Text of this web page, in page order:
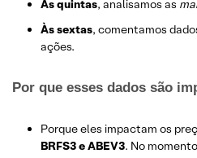
Às quintas, analisamos as
Às sextas, comentamos
ações.
Por que esses dados são
Porque eles impactam os
BRFS3 e ABEV3. No